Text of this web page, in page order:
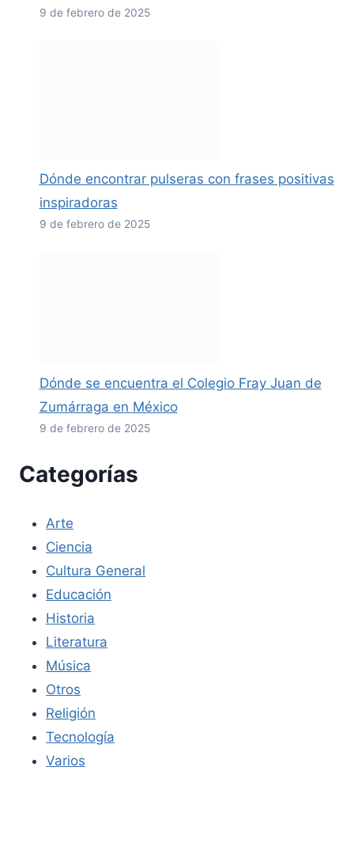
9 de febrero de 2025
Dónde encontrar pulseras con frases positivas
inspiradoras
9 de febrero de 2025
Dónde se encuentra el Colegio Fray Juan de
Zumárraga en México
9 de febrero de 2025
Categorías
Arte
Ciencia
Cultura General
Educación
Historia
Literatura
Música
Otros
Religión
Tecnología
Varios